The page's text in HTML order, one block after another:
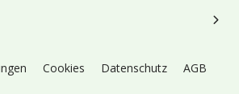
Cookies Datenschutz AGB